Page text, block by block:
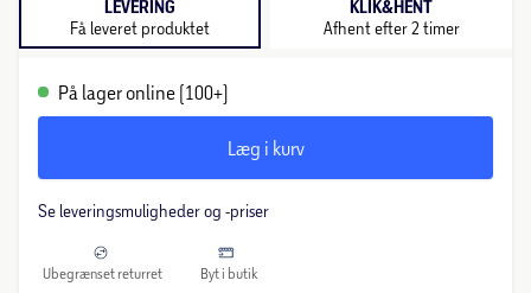
LEVERING
Få leveret produktet
KLIK&HENT
Afhent efter 2 timer
På lager online (100+)
Læg i kurv
Se leveringsmuligheder og -priser
Ubegrænset returret Byt i butik